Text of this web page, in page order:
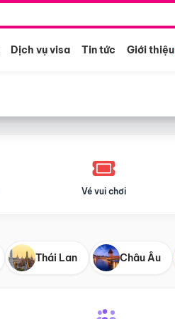
Dịch vụ visa Tin tức Giới thiệu
Vé vui chơi
Thái Lan Châu Âu